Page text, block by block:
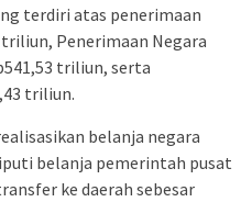
terdiri atas penerimaan
triliun, Penerimaan Negara
triliun, serta
triliun.
belanja negara
belanja pemerintah pusat
ke daerah sebesar